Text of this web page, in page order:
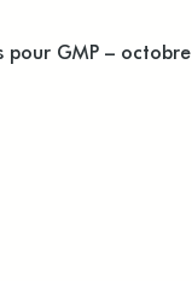
pour GMP – octobre